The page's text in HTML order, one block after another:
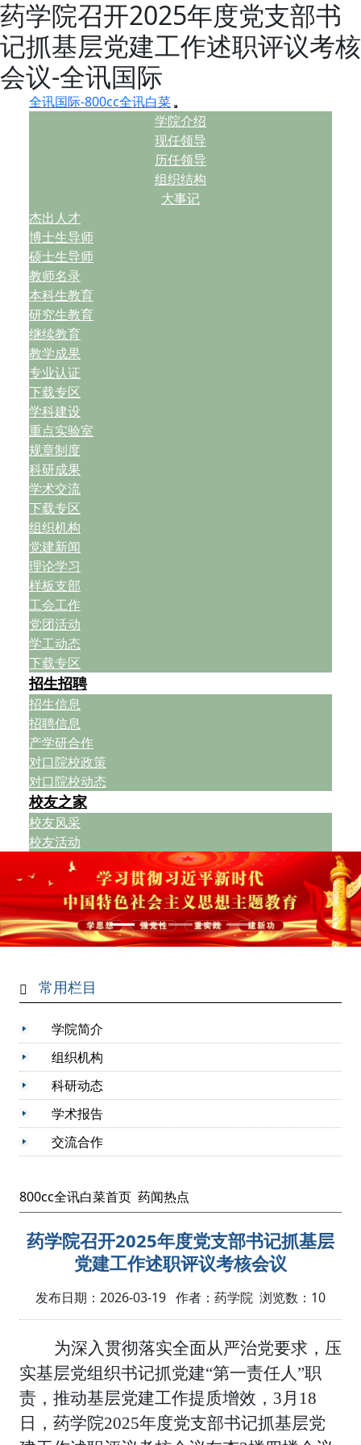
药学院召开2025年度党支部书
记抓基层党建工作述职评议考核
会议-全讯国际
全讯国际-800cc全讯白菜
学院介绍
现任领导
历任领导
组织结构
大事记
杰出人才
博士生导师
硕士生导师
教师名录
本科生教育
研究生教育
继续教育
教学成果
专业认证
下载专区
学科建设
重点实验室
规章制度
科研成果
学术交流
下载专区
组织机构
党建新闻
理论学习
样板支部
工会工作
党团活动
学工动态
下载专区
招生招聘
招生信息
招聘信息
产学研合作
对口院校政策
对口院校动态
校友之家
校友风采
校友活动
常用栏目
学院简介
组织机构
科研动态
学术报告
交流合作
800cc全讯白菜首页 药闻热点
药学院召开2025年度党支部书记抓基层
党建工作述职评议考核会议
发布日期：2026-03-19 作者：药学院 浏览数： 10
为深入贯彻落实全面从严治党要求，压
实基层党组织书记抓党建“第一责任人”职
责，推动基层党建工作提质增效，3月18
日，药学院2025年度党支部书记抓基层党